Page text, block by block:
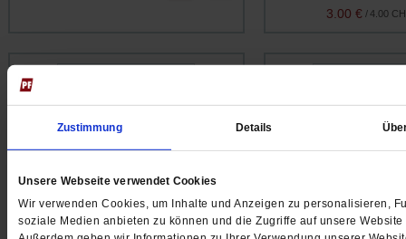
Zustimmung Details
Unsere Webseite verwendet Cookies
Wir verwenden Cookies, um Inhalte und Anzeigen zu personalisieren,
soziale Medien anbieten zu können und die Zugriffe auf unsere
4.00
/
3.00 €